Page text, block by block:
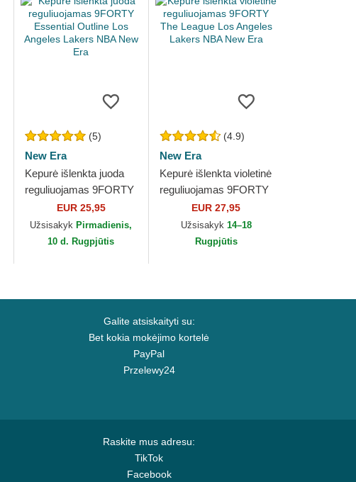
(5)
New Era
Kepurė išlenkta juoda
reguliuojamas 9FORTY
Essential Outline Los
Angeles Lakers NBA
New Era
EUR 25,95
Užsisakyk Pirmadienis,
10 d. Rugpjūtis
(4.9)
New Era
Kepurė išlenkta violetinė
reguliuojamas 9FORTY
The League Los
Angeles Lakers NBA
New Era
EUR 27,95
Užsisakyk 14–18
Rugpjūtis
Galite atsiskaityti su:
Bet kokia mokėjimo kortelė
PayPal
Przelewy24
Raskite mus adresu:
TikTok
Facebook